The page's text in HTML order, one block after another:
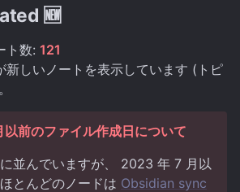
🆕
ト数: 121
新しいノートを表示しています (トピ
前のファイル作成日について
並んでいますが、 2023 年 7 月以
とんどのノードは Obsidian sync